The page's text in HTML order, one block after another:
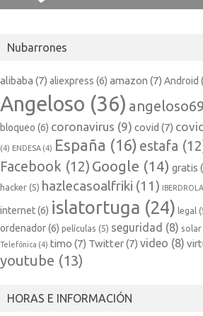
Nubarrones
alibaba (7) aliexpress (6) amazon (7) Android
Angeloso (36) angeloso69
bloqueo (6) coronavirus (9) covid (7)
(4) ENDESA (4) España (16) estafa
Facebook (12) Google (14) gratis
hacker (5) hazlecasoalfriki (11) IBERDROLA
internet(6) islatortuga (24) legal
ordenador(6) películas (5) seguridad (8) solar
Telefónica (4) timo (7) Twitter(7) video (8)
youtube (13)
HORAS E INFORMACIÓN